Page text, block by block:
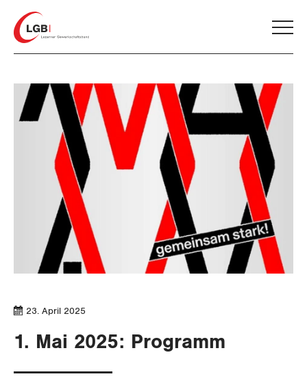
Home
AKTUELLES
ÜBER UNS
SERVICE & MITMACHEN
23. April 2025
1. Mai 2025: Programm